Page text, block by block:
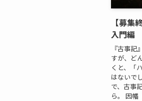
【募集
入門編
『古事
すが、ど
くと、「
はないで
で、古事
ら。 因幡